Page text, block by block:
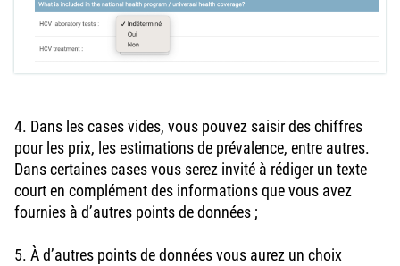
4. Dans les cases vides, vous pouvez saisir des chiffres
pour les prix, les estimations de prévalence, entre autres.
Dans certaines cases vous serez invité à rédiger un texte
court en complément des informations que vous avez
fournies à d’autres points de données ;
5. À d’autres points de données vous aurez un choix